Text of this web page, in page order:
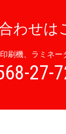
わせは
刷機、ラミネー
27-